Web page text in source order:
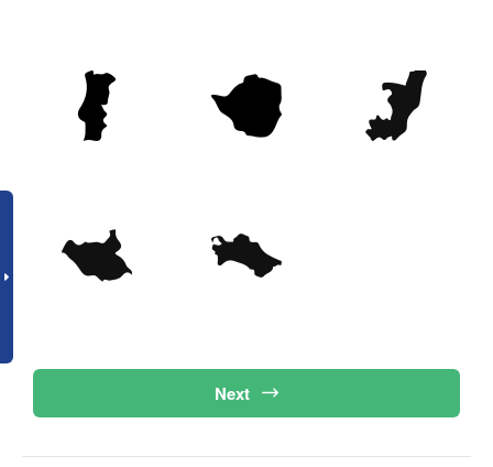
Next